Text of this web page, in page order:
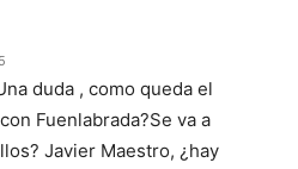
duda , como queda el
Fuenlabrada?Se va a
Javier Maestro, ¿hay